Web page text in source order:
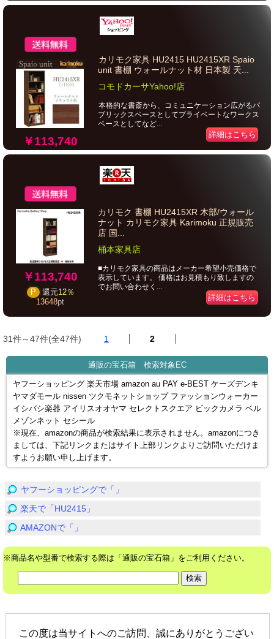
￥113,740
カリモク家具 HU2415 HU2415XR Spaio
unit 書棚 ウォールナット材 日本製 天...
コモドカーサYahoo!店
本格的な書斎から、コミュニケーション広がるパ
ブリックスペースとしてプライベートなワークス
ペースとしてなど...
詳細はこちら
￥113,740
P 還元12％
13648pt
カリモク 書棚 HU2415XR 木部/ウォール
ナット カリモク家具 Karimoku 正規販売
店 国...
桶本家具店
■カリモク家具の商品はメーカー希望小売価格で
表示しています。 価格はお見積もり致しますの
でお問い合わせく...
詳細はこちら
31件～47件(全47件) 1 2
通販の宝石箱 検索対象EC
ヤフーショッピング 楽天市場 amazon au PAY e-BEST ケーズデンキ
ヤマダモール nissen ツクモネットショップ ファッションウォーカー
イシバシ楽器 アイリスオオヤマ セレクトスクエア ビックカメラ ベル
メゾンネット セシール
※現在、amazonの商品が検索結果に表示されません。amazonにつき
ましては、下記リンクまたはサイト上部リンクよりご訪問いただけま
すようお願い申し上げます。
ヤフーショッピングで「」
楽天で「HU2415」
AMAZONで「」
※商品名や型番で検索する際は「通販の宝石箱」をご利用ください。
この度は当サイトへのご訪問、誠にありがとうござい